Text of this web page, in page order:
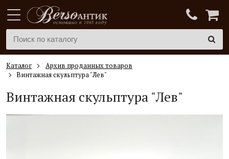
Каталог
Архив проданных товаров
Винтажная скульптура "Лев"
Винтажная скульптура "Лев"